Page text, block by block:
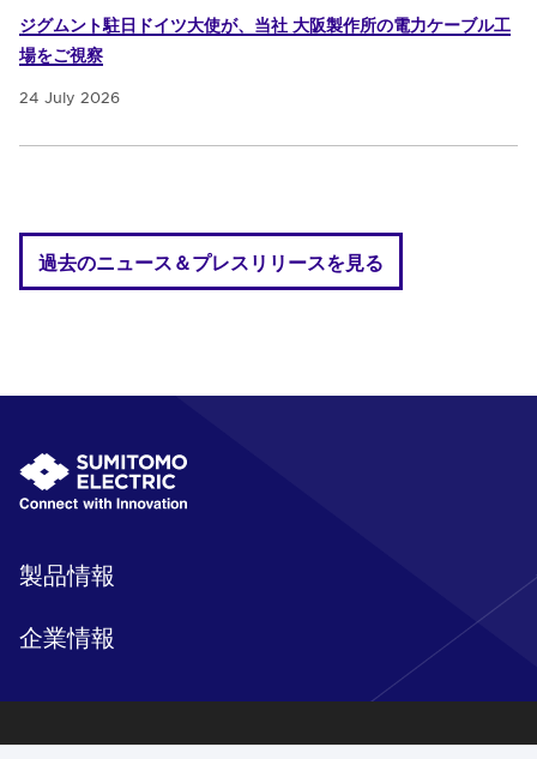
ジグムント駐日ドイツ大使が、当社 大阪製作所の電力ケーブル工
場をご視察
24 July 2026
過去のニュース＆プレスリリースを見る
製品情報
企業情報